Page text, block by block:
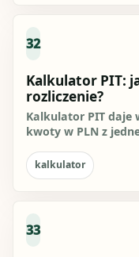
32
Kalkulator PIT:
rozliczenie?
Kalkulator PIT daje
kwoty w PLN z
kalkulator
33